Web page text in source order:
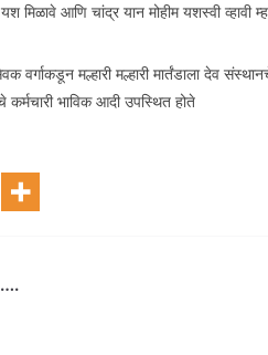
मिळावे आणि चांद्र यान मोहीम यशस्वी
वर्गाकडून मल्हारी मल्हारी मार्तंडाला देव
भाविक आदी उपस्थित होते
….